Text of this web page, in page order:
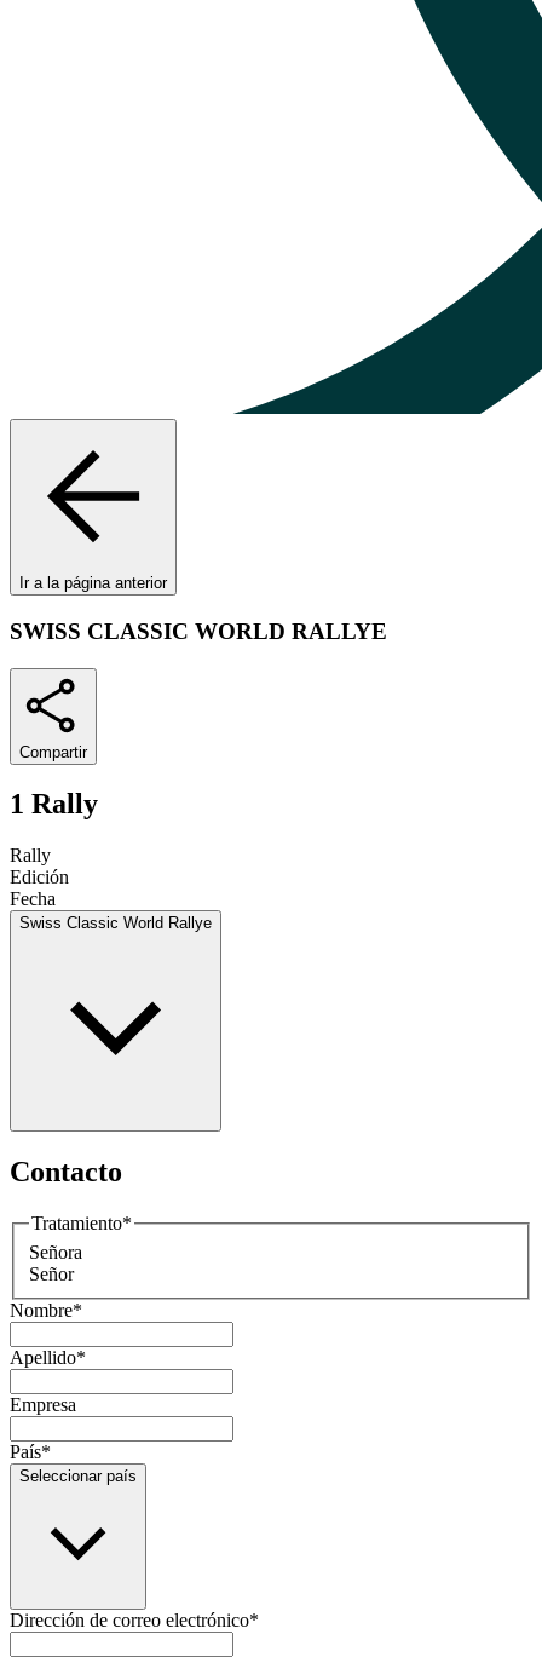
Ir a la página anterior
SWISS CLASSIC WORLD RALLYE
Compartir
1 Rally
Rally
Edición
Fecha
Swiss Classic World Rallye
Contacto
Tratamiento*
Señora
Señor
Nombre*
Apellido*
Empresa
País*
Seleccionar país
Dirección de correo electrónico*